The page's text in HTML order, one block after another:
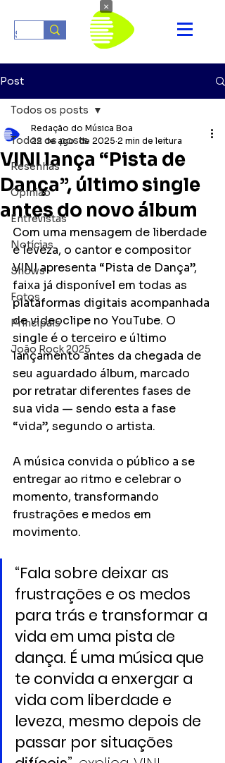
Post
Todos os posts
Resenhas
Opinião
Entrevistas
Notícias
Shows
Fotos
Principais
João Rock 2025
Todos os posts
VINI lança “Pista de
Dança”, último single
antes do novo álbum
Redação do Música Boa
22 de ago. de 2025 2 min de leitura
Com uma mensagem de liberdade
e leveza, o cantor e compositor
VINI apresenta “Pista de Dança”,
faixa já disponível em todas as
plataformas digitais acompanhada
de videoclipe no YouTube. O
single é o terceiro e último
lançamento antes da chegada de
seu aguardado álbum, marcado
por retratar diferentes fases de
sua vida — sendo esta a fase
“vida”, segundo o artista.
A música convida o público a se
entregar ao ritmo e celebrar o
momento, transformando
frustrações e medos em
movimento.
“Fala sobre deixar as
frustrações e os medos
para trás e transformar a
vida em uma pista de
dança. É uma música que
te convida a enxergar a
vida com liberdade e
leveza, mesmo depois de
passar por situações
×